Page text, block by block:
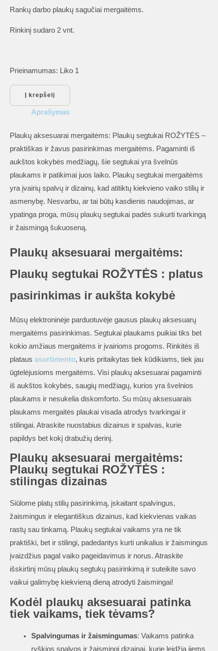
Rankų darbo plaukų sagučiai mergaitėms.
Rinkinį sudaro 2 vnt.
Prieinamumas: Liko 1
produkto
kiekis:
Į krepšelį
Aprašymas
Plaukų aksesuarai mergaitėms: Plaukų segtukai ROŽYTĖS –
praktiškas ir žavus pasirinkimas mergaitėms. Pagaminti iš
aukštos kokybės medžiagų, šie segtukai yra švelnūs
plaukams ir patikimai juos laiko. Plaukų segtukai mergaitėms
yra įvairių spalvų ir dizainų, kad atitiktų kiekvieno vaiko stilių ir
asmenybę. Nesvarbu, ar tai būtų kasdienis naudojimas, ar
ypatinga proga, mūsų plaukų segtukai padės sukurti tvarkingą
ir žaismingą šukuoseną.
Plaukų aksesuarai mergaitėms:
Plaukų segtukai ROŽYTĖS : platus
pasirinkimas ir aukšta kokybė
Mūsų elektroninėje parduotuvėje gausus plaukų aksesuarų
mergaitėms pasirinkimas. Segtukai plaukams puikiai tiks bet
kokio amžiaus mergaitėms ir įvairioms progoms. Rinkitės iš
plataus asortimento, kuris pritaikytas tiek kūdikiams, tiek jau
ūgtelėjusioms mergaitėms. Visi plaukų aksesuarai pagaminti
iš aukštos kokybės, saugių medžiagų, kurios yra švelnios
plaukams ir nesukelia diskomforto. Su mūsų aksesuarais
plaukams mergaitės plaukai visada atrodys tvarkingai ir
stilingai. Atraskite nuostabius dizainus ir spalvas, kurie
papildys bet kokį drabužių derinį.
Plaukų aksesuarai mergaitėms:
Plaukų segtukai ROŽYTĖS :
stilingas dizainas
Siūlome platų stilių pasirinkimą, įskaitant spalvingus,
žaismingus ir elegantiškus dizainus, kad kiekvienas vaikas
rastų sau tinkamą. Plaukų segtukai vaikams yra ne tik
praktiški, bet ir stilingi, padedantys kurti unikalius ir žaismingus
įvaizdžius pagal vaiko pageidavimus ir norus. Atraskite
išskirtinį mūsų plaukų segtukų pasirinkimą ir suteikite savo
vaikui galimybę kiekvieną dieną atrodyti žaismingai!
Kodėl plaukų aksesuarai patinka
tiek vaikams, tiek tėvams?
Spalvingumas ir žaismingumas: Vaikams patinka
ryškios spalvos ir žaismingi dizainai, kurie leidžia jiems